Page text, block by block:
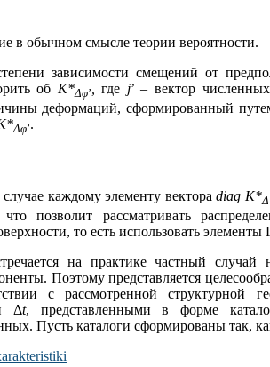
в обычном смысле теории вероятности.
зависимости смещений от
об K*Δφ’ где j’ – вектор
деформаций, сформированный
Δφ’.
каждому элементу вектораdiag K*Δ
позволит рассматривать
то есть использовать
на практике частный
Поэтому представляется
с рассмотренной структурной
Δt, представленными в форме
Пусть каталоги сформированы так,